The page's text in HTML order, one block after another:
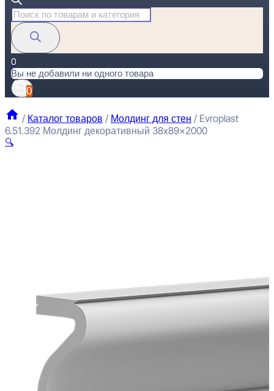
Поиск
товаров
0
Вы не добавили ни одного товара
0
/ Каталог товаров / Молдинг для стен / Evroplast
6.51.392 Молдинг декоративный 38x89x2000
🔍